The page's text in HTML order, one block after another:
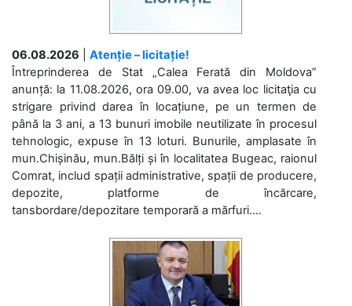
06.08.2026
Atenție – licitație!
Întreprinderea de Stat „Calea Ferată din Moldova”
anunță: la 11.08.2026, ora 09.00, va avea loc licitaţia cu
strigare privind darea în locațiune, pe un termen de
până la 3 ani, a 13 bunuri imobile neutilizate în procesul
tehnologic, expuse în 13 loturi. Bunurile, amplasate în
mun.Chișinău, mun.Bălți și în localitatea Bugeac, raionul
Comrat, includ spații administrative, spații de producere,
depozite, platforme de încărcare,
tansbordare/depozitare temporară a mărfuri....